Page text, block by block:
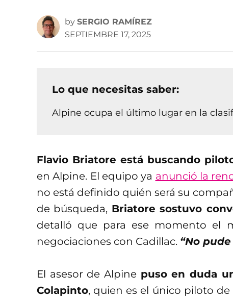
by SERGIO RAMÍREZ
SEPTIEMBRE 17, 2025
Lo que necesitas saber:
Alpine ocupa el último lugar en la
Flavio Briatore está buscando
en Alpine. El equipo ya anunció la
no está definido quién será su
de búsqueda, Briatore sostuvo
detalló que para ese momento el
negociaciones con Cadillac. “No
El asesor de Alpine puso en duda
Colapinto, quien es el único piloto